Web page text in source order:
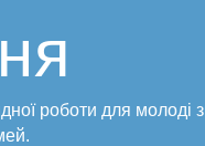
роботи для молоді з